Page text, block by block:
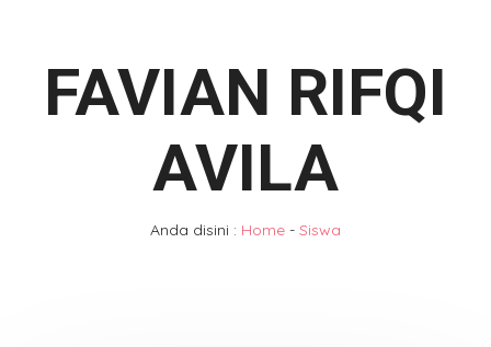
FAVIAN RIFQI
AVILA
Anda disini : Home - Siswa